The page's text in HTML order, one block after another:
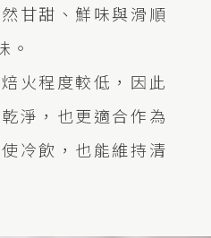
甘甜、鮮味與滑順
。
火程度較低，因此
淨，也更適合作為
冷飲，也能維持清